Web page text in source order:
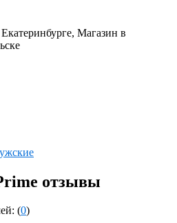
Магазин в
отзывы
(0)